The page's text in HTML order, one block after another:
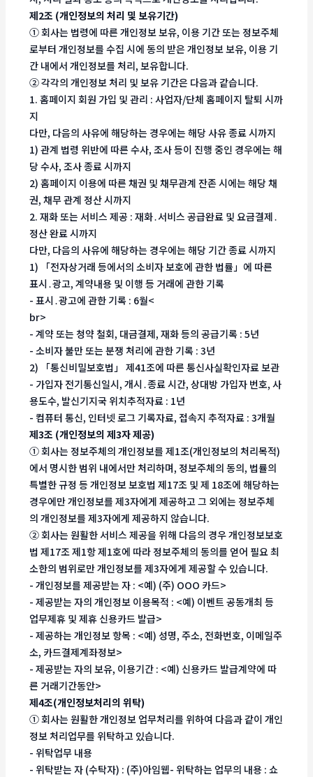
제2조 (개인정보의 처리 및 보유기간)
① 회사는 법령에 따른 개인정보 보유, 이용 기간 또는 정보주체
로부터 개인정보를 수집 시에 동의 받은 개인정보 보유, 이용 기
간 내에서 개인정보를 처리, 보유합니다.
② 각각의 개인정보 처리 및 보유 기간은 다음과 같습니다.
1. 홈페이지 회원 가입 및 관리 : 사업자/단체 홈페이지 탈퇴 시까
지
다만, 다음의 사유에 해당하는 경우에는 해당 사유 종료 시까지
1) 관계 법령 위반에 따른 수사, 조사 등이 진행 중인 경우에는 해
당 수사, 조사 종료 시까지
2) 홈페이지 이용에 따른 채권 및 채무관계 잔존 시에는 해당 채
권, 채무 관계 정산 시까지
2. 재화 또는 서비스 제공 : 재화․서비스 공급완료 및 요금결제․
정산 완료 시까지
다만, 다음의 사유에 해당하는 경우에는 해당 기간 종료 시까지
1) 「전자상거래 등에서의 소비자 보호에 관한 법률」에 따른
표시․광고, 계약내용 및 이행 등 거래에 관한 기록
- 표시․광고에 관한 기록 : 6월<
br>
- 계약 또는 청약 철회, 대금결제, 재화 등의 공급기록 : 5년
- 소비자 불만 또는 분쟁 처리에 관한 기록 : 3년
2) 「통신비밀보호법」 제41조에 따른 통신사실확인자료 보관
- 가입자 전기통신일시, 개시․종료 시간, 상대방 가입자 번호, 사
용도수, 발신기지국 위치추적자료 : 1년
- 컴퓨터 통신, 인터넷 로그 기록자료, 접속지 추적자료 : 3개월
제3조 (개인정보의 제3자 제공)
① 회사는 정보주체의 개인정보를 제1조(개인정보의 처리목적)
에서 명시한 범위 내에서만 처리하며, 정보주체의 동의, 법률의
특별한 규정 등 개인정보 보호법 제17조 및 제 18조에 해당하는
경우에만 개인정보를 제3자에게 제공하고 그 외에는 정보주체
의 개인정보를 제3자에게 제공하지 않습니다.
② 회사는 원활한 서비스 제공을 위해 다음의 경우 개인정보보호
법 제17조 제1항 제1호에 따라 정보주체의 동의를 얻어 필요 최
소한의 범위로만 개인정보를 제3자에게 제공할 수 있습니다.
- 개인정보를 제공받는 자 : <예) (주) OOO 카드>
- 제공받는 자의 개인정보 이용목적 : <예) 이벤트 공동개최 등
업무제휴 및 제휴 신용카드 발급>
- 제공하는 개인정보 항목 : <예) 성명, 주소, 전화번호, 이메일주
소, 카드결제계좌정보>
- 제공받는 자의 보유, 이용기간 : <예) 신용카드 발급계약에 따
른 거래기간동안>
제4조(개인정보처리의 위탁)
① 회사는 원활한 개인정보 업무처리를 위하여 다음과 같이 개인
정보 처리업무를 위탁하고 있습니다.
- 위탁업무 내용
- 위탁받는 자 (수탁자) : (주)아임웹- 위탁하는 업무의 내용 : 쇼